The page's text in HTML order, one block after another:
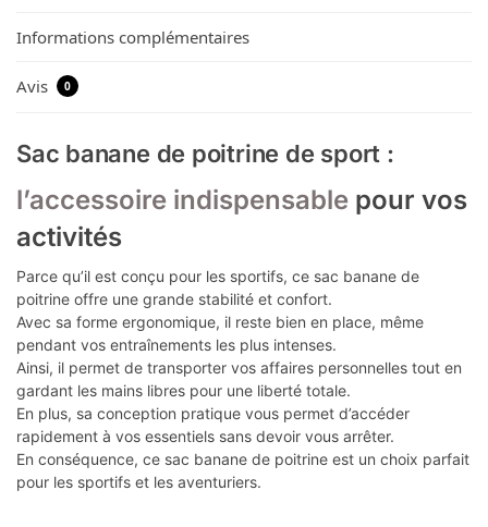
Informations complémentaires
Avis 0
Sac banane de poitrine de sport :
l’accessoire indispensable pour vos
activités
Parce qu’il est conçu pour les sportifs, ce sac banane de
poitrine offre une grande stabilité et confort.
Avec sa forme ergonomique, il reste bien en place, même
pendant vos entraînements les plus intenses.
Ainsi, il permet de transporter vos affaires personnelles tout en
gardant les mains libres pour une liberté totale.
En plus, sa conception pratique vous permet d’accéder
rapidement à vos essentiels sans devoir vous arrêter.
En conséquence, ce sac banane de poitrine est un choix parfait
pour les sportifs et les aventuriers.